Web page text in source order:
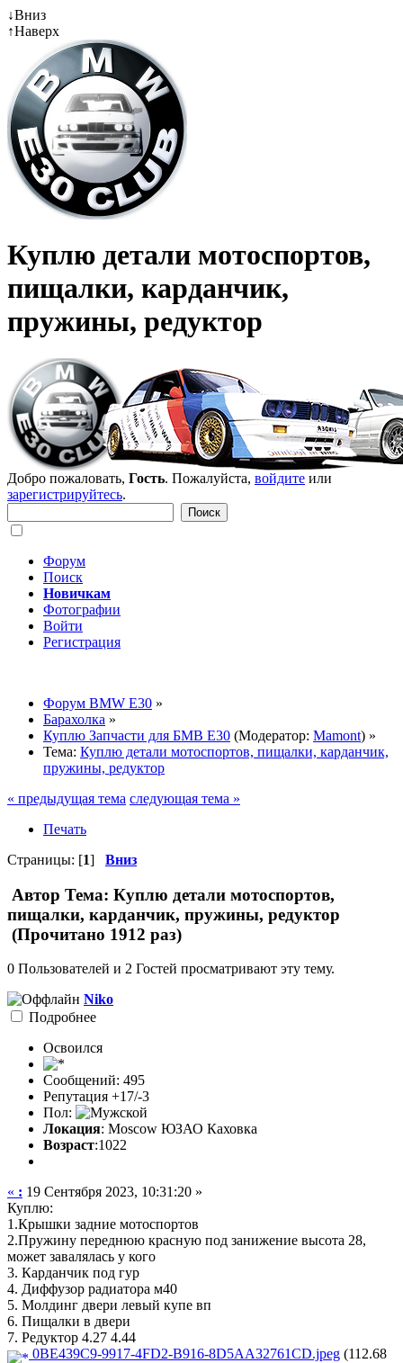
↓Вниз
↑Наверх
Куплю детали мотоспортов,
пищалки, карданчик,
пружины, редуктор
Добро пожаловать, Гость. Пожалуйста, войдите или
зарегистрируйтесь.
Форум
Поиск
Новичкам
Фотографии
Войти
Регистрация
Форум BMW E30 »
Барахолка »
Куплю Запчасти для БМВ Е30 (Модератор: Mamont) »
Тема: Куплю детали мотоспортов, пищалки, карданчик,
пружины, редуктор
« предыдущая тема следующая тема »
Печать
Страницы: [1] Вниз
Автор Тема: Куплю детали мотоспортов,
пищалки, карданчик, пружины, редуктор
(Прочитано 1912 раз)
0 Пользователей и 2 Гостей просматривают эту тему.
Niko
Подробнее
Освоился
Сообщений: 495
Репутация +17/-3
Пол:
Локация: Moscow ЮЗАО Каховка
Возраст:1022
« : 19 Сентября 2023, 10:31:20 »
Куплю:
1.Крышки задние мотоспортов
2.Пружину переднюю красную под занижение высота 28,
может завалялась у кого
3. Карданчик под гур
4. Диффузор радиатора м40
5. Молдинг двери левый купе вп
6. Пищалки в двери
7. Редуктор 4.27 4.44
0BE439C9-9917-4FD2-B916-8D5AA32761CD.jpeg (112.68